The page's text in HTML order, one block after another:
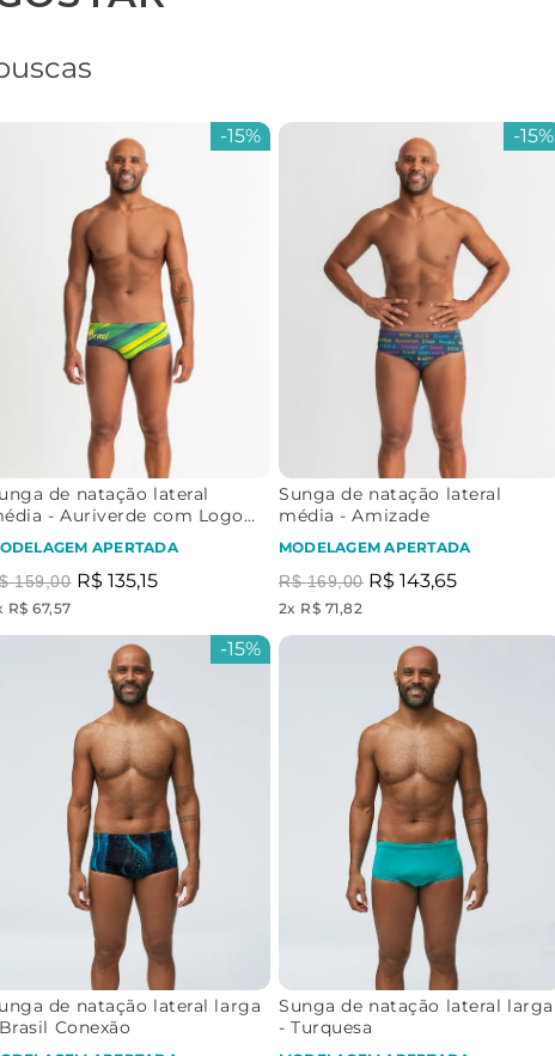
-15%
de natação lateral
- Auriverde com Logo
APERTADA
159,00 R$ 135,15
R$ 67,57
-15%
Sunga de natação lateral
média - Amizade
MODELAGEM APERTADA
R$ 169,00 R$ 143,65
2x R$ 71,82
-15%
de natação lateral larga
Conexão
Sunga de natação lateral larga
- Turquesa